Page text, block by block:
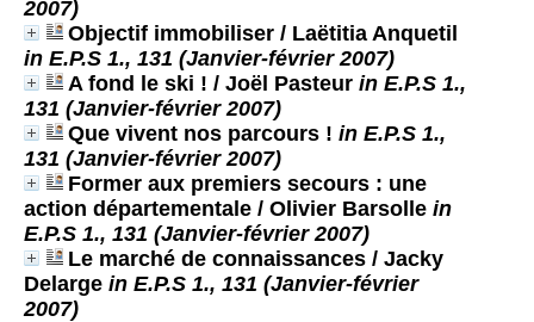
2007)
Objectif immobiliser / Laëtitia Anquetil
in E.P.S 1., 131 (Janvier-février 2007)
A fond le ski ! / Joël Pasteur in E.P.S 1.,
131 (Janvier-février 2007)
Que vivent nos parcours ! in E.P.S 1.,
131 (Janvier-février 2007)
Former aux premiers secours : une
action départementale / Olivier Barsolle in
E.P.S 1., 131 (Janvier-février 2007)
Le marché de connaissances / Jacky
Delarge in E.P.S 1., 131 (Janvier-février
2007)